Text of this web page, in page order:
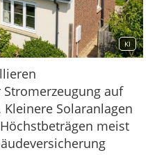
KI
auf
Solaranlagen
meist